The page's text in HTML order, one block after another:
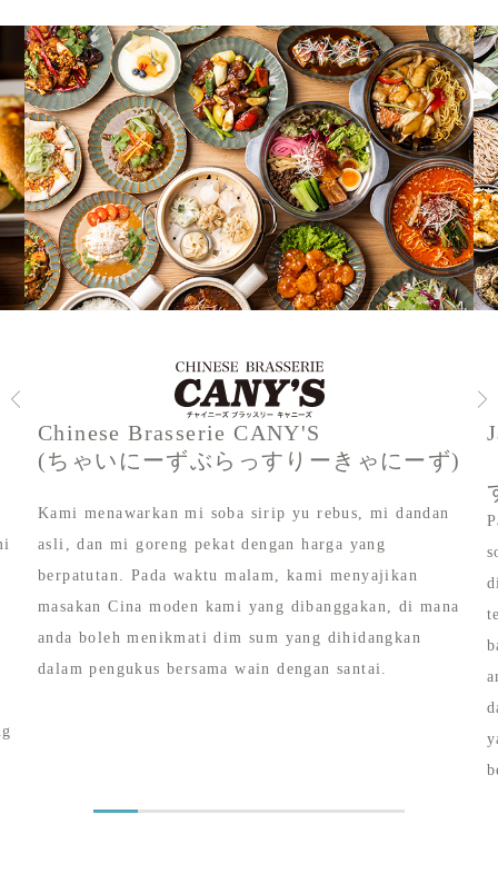
Chinese Brasserie CANY'S
(ちゃいにーずぶらっすりーきゃにーず)
Kami menawarkan mi soba sirip yu rebus, mi dandan
asli, dan mi goreng pekat dengan harga yang
berpatutan. Pada waktu malam, kami menyajikan
masakan Cina moden kami yang dibanggakan, di mana
anda boleh menikmati dim sum yang dihidangkan
dalam pengukus bersama wain dengan santai.